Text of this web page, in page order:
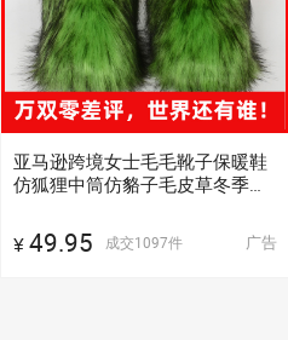
亚马逊跨境女士毛毛靴子保暖鞋
仿狐狸中筒仿貉子毛皮草冬季雪
¥ 49.95 成交1097件 广告